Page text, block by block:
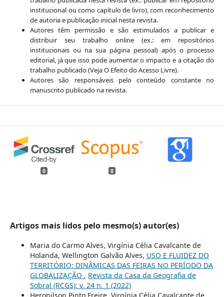
institucional ou como capítulo de livro), com reconhecimento
de autoria e publicação inicial nesta revista.
Autores têm permissão e são estimulados a publicar e
distribuir seu trabalho online (ex.: em repositórios
institucionais ou na sua página pessoal) após o processo
editorial, já que isso pode aumentar o impacto e a citação do
trabalho publicado (Veja O Efeito do Acesso Livre).
Autores são responsáveis pelo conteúdo constante no
manuscrito publicado na revista.
0 0
Artigos mais lidos pelo mesmo(s) autor(es)
Maria do Carmo Alves, Virgínia Célia Cavalcante de
Holanda, Wellington Galvão Alves, USO E FLUIDEZ DO
TERRITÓRIO: DINÂMICAS DAS FEIRAS NO PERÍODO DA
GLOBALIZAÇÃO , Revista da Casa da Geografia de
Sobral (RCGS): v. 24 n. 1 (2022)